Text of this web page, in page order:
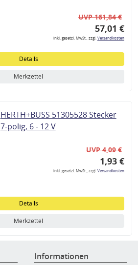
UVP 161,84 €
57,01 €
inkl. gesetzl. MwSt., zzgl.Versandkosten
Details
Merkzettel
HERTH+BUSS 51305528 Stecker
7-polig, 6 - 12 V
UVP 4,09 €
1,93 €
inkl. gesetzl. MwSt., zzgl.Versandkosten
Details
Merkzettel
Informationen